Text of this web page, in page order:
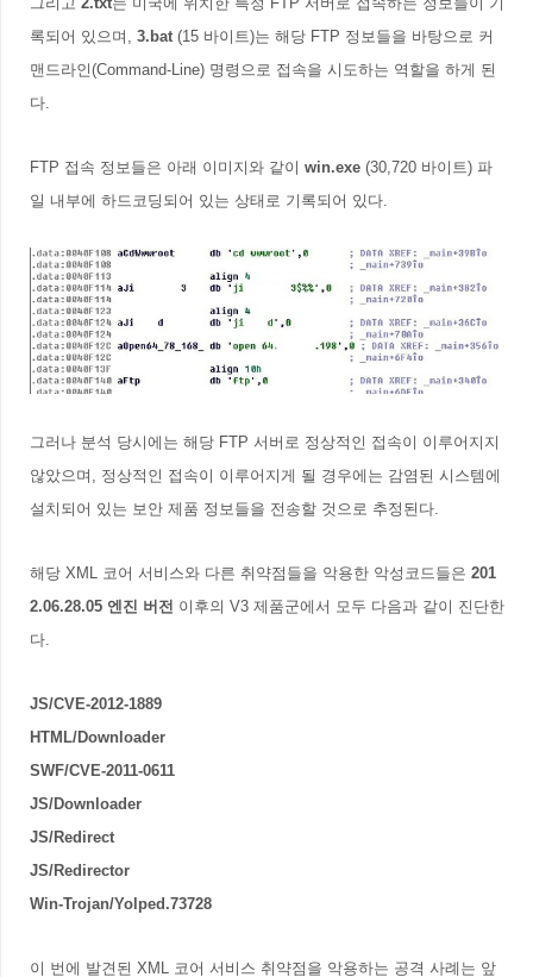
록되어 있으며, 3.bat (15 바이트)는 해당 FTP 정보들을 바탕으로 커
맨드라인(Command-Line) 명령으로 접속을 시도하는 역할을 하게 된
다.
FTP 접속 정보들은 아래 이미지와 같이 win.exe (30,720 바이트) 파
일 내부에 하드코딩되어 있는 상태로 기록되어 있다.
그러나 분석 당시에는 해당 FTP 서버로 정상적인 접속이 이루어지지
않았으며, 정상적인 접속이 이루어지게 될 경우에는 감염된 시스템에
설치되어 있는 보안 제품 정보들을 전송할 것으로 추정된다.
해당 XML 코어 서비스와 다른 취약점들을 악용한 악성코드들은 201
2.06.28.05 엔진 버전 이후의 V3 제품군에서 모두 다음과 같이 진단한
다.
JS/CVE-2012-1889
HTML/Downloader
SWF/CVE-2011-0611
JS/Downloader
JS/Redirect
JS/Redirector
Win-Trojan/Yolped.73728
이 번에 발견된 XML 코어 서비스 취약점을 악용하는 공격 사례는 앞